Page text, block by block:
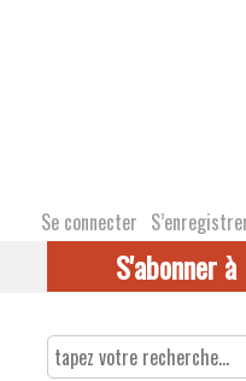
Se connecter
S'abonner